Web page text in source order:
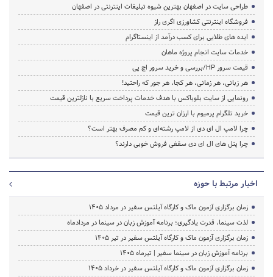
طراحی سایت در اصفهان بهترین شیوه تبلیغات اینترنتی در اصفهان
فروشگاه اینترنتی کشاورزی اگری راز
ایده های طلایی برای کسب درآمد از اینستاگرام
خدمات سایت انجام پروژه ماهان
قیمت سرور HP/بررسی و خرید سرور اچ پی
هر زبانی، هر زمانی، هر کجا، هر جور که راحتید!
رونمایی از سایت بلوباکس با هدف خدمات پرداخت سریع با نازلترین قیمت
خرید تلگرام پرمیوم با ارزان ترین قیمت
چرا لامپ ال ای دی از لامپ رشته‌ای و کم مصرف بهتر است؟
چرا پنل های ال ای دی سقفی فروش خوبی دارند؟
اخبار مرتبط با حوزه
زمان برگزاری آزمون ماک و کارگاه آیلتس سفیر در مرداد 1405
لذت سینما، قدرت یادگیری؛ برنامه آموزش زبان در سینما در مردادماه
زمان برگزاری آزمون ماک و کارگاه آیلتس سفیر در تیر 1405
برنامه آموزش زبان در سینما سفیر | تیرماه ۱۴۰۵
زمان برگزاری آزمون ماک و کارگاه آیلتس سفیر در خرداد 1405